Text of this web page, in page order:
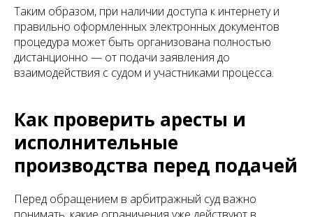
Таким образом, при наличии доступа к интернету и
правильно оформленных электронных документов
процедура может быть организована полностью
дистанционно — от подачи заявления до
взаимодействия с судом и участниками процесса.
Как проверить аресты и
исполнительные
производства перед подачей
Перед обращением в арбитражный суд важно